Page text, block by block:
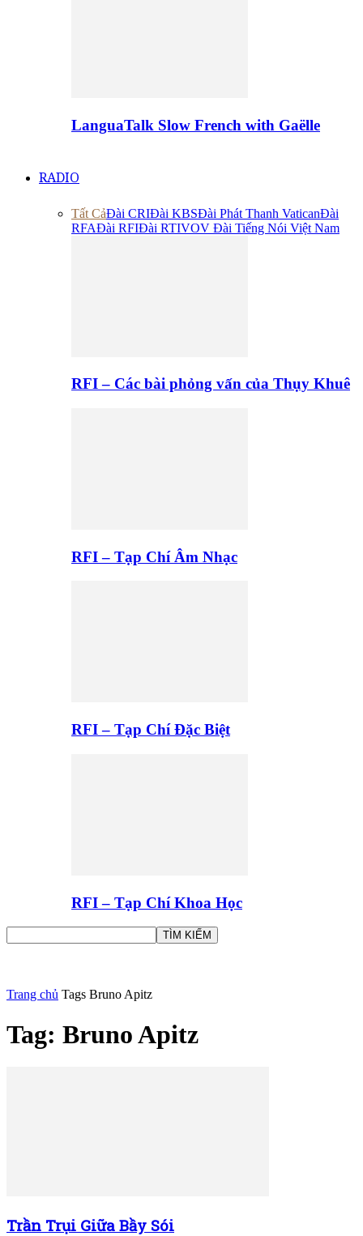
LanguaTalk Slow French with Gaëlle
RADIO
Tất CảĐài CRIĐài KBSĐài Phát Thanh VaticanĐài
RFAĐài RFIĐài RTIVOV Đài Tiếng Nói Việt Nam
RFI – Các bài phỏng vấn của Thụy Khuê
RFI – Tạp Chí Âm Nhạc
RFI – Tạp Chí Đặc Biệt
RFI – Tạp Chí Khoa Học
Trang chủ Tags Bruno Apitz
Tag: Bruno Apitz
Trần Trụi Giữa Bầy Sói